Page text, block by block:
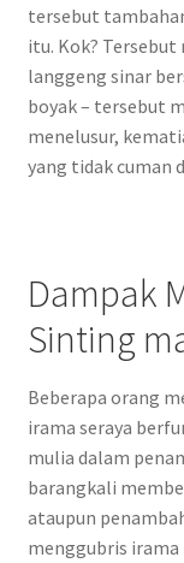
tersebut
itu. Kok?
langgeng sinar
boyak – tersebut
menelusur,
yang tidak cuman
Dampak
Sinting
Beberapa orang
irama seraya
mulia dalam
barangkali
ataupun
menggubris